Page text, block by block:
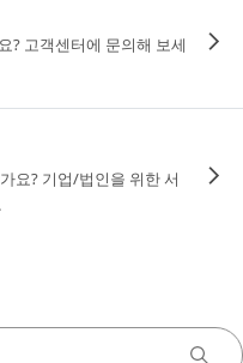
? 고객센터에 문의해 보세
요? 기업/법인을 위한 서